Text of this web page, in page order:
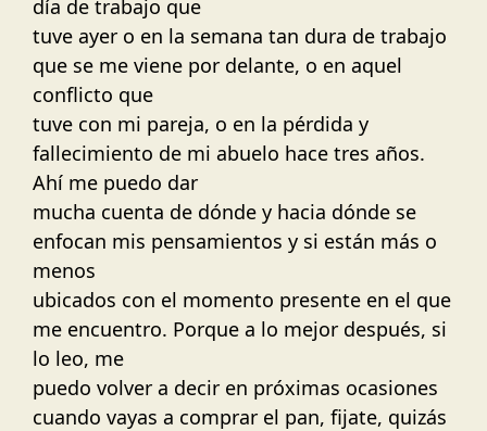
día de trabajo que
tuve ayer o en la semana tan dura de trabajo
que se me viene por delante, o en aquel
conflicto que
tuve con mi pareja, o en la pérdida y
fallecimiento de mi abuelo hace tres años.
Ahí me puedo dar
mucha cuenta de dónde y hacia dónde se
enfocan mis pensamientos y si están más o
menos
ubicados con el momento presente en el que
me encuentro. Porque a lo mejor después, si
lo leo, me
puedo volver a decir en próximas ocasiones
cuando vayas a comprar el pan, fijate, quizás